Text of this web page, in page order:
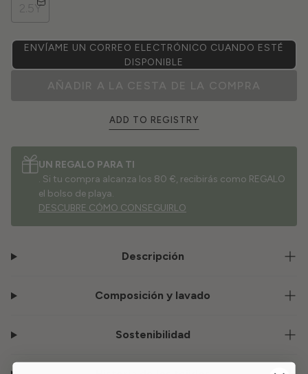
2.5Y
ENVÍAME UN CORREO ELECTRÓNICO CUANDO ESTÉ
DISPONIBLE
AÑADIR A LA CESTA DE LA COMPRA
ADD TO REGISTRY
UN REGALO PARA TI
. Si tu compra alcanza los 80 €, recibirás como REGALO
el bolso de playa.
DESCUBRE CÓMO CONSEGUIRLO
Descripción
Composición y lavado
Sostenibilidad